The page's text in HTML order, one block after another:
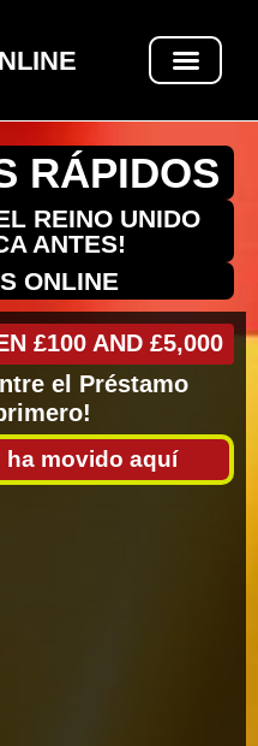
RÁPIDOS
REINO UNIDO
ANTES!
ONLINE
£100 AND £5,000
el Préstamo
ha movido aquí